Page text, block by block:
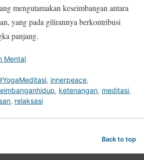
mengutamakan keseimbangan antara
yang pada gilirannya berkontribusi
panjang.
Mental
, innerpeace,
, ketenangan, meditasi,
, relaksasi
Back to top